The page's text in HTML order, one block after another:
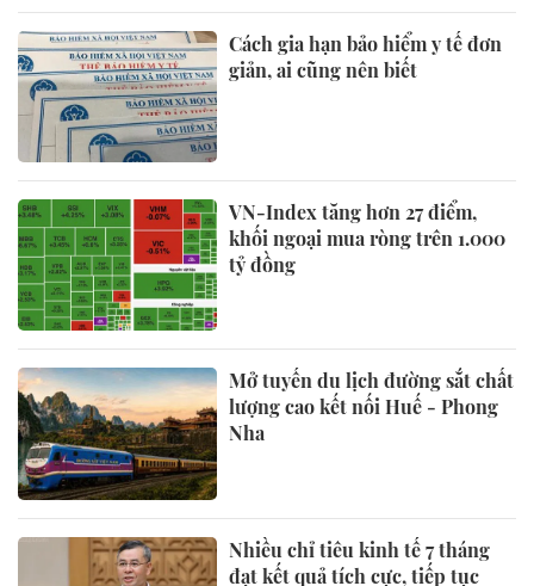
Cách gia hạn bảo hiểm y tế đơn
giản, ai cũng nên biết
VN-Index tăng hơn 27 điểm,
khối ngoại mua ròng trên 1.000
tỷ đồng
Mở tuyến du lịch đường sắt chất
lượng cao kết nối Huế - Phong
Nha
Nhiều chỉ tiêu kinh tế 7 tháng
đạt kết quả tích cực, tiếp tục